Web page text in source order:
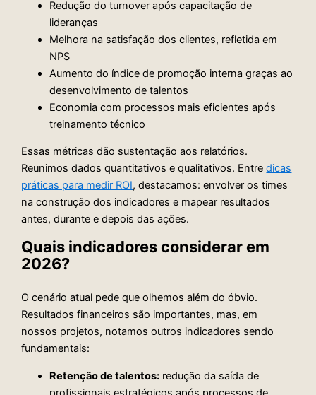
Redução do turnover após capacitação de
lideranças
Melhora na satisfação dos clientes, refletida em
NPS
Aumento do índice de promoção interna graças ao
desenvolvimento de talentos
Economia com processos mais eficientes após
treinamento técnico
Essas métricas dão sustentação aos relatórios.
Reunimos dados quantitativos e qualitativos. Entredicas
práticas para medir ROI, destacamos: envolver os times
na construção dos indicadores e mapear resultados
antes, durante e depois das ações.
Quais indicadores considerar em
2026?
O cenário atual pede que olhemos além do óbvio.
Resultados financeiros são importantes, mas, em
nossos projetos, notamos outros indicadores sendo
fundamentais:
Retenção de talentos: redução da saída de